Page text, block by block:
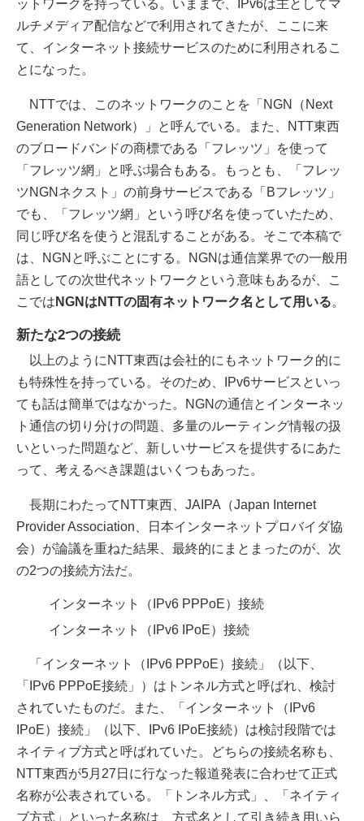
ットワークを持っている。いままで、IPv6は主としてマ
ルチメディア配信などで利用されてきたが、ここに来
て、インターネット接続サービスのために利用されるこ
とになった。
NTTでは、このネットワークのことを「NGN（Next
Generation Network）」と呼んでいる。また、NTT東西
のブロードバンドの商標である「フレッツ」を使って
「フレッツ網」と呼ぶ場合もある。もっとも、「フレッ
ツNGNネクスト」の前身サービスである「Bフレッツ」
でも、「フレッツ網」という呼び名を使っていたため、
同じ呼び名を使うと混乱することがある。そこで本稿で
は、NGNと呼ぶことにする。NGNは通信業界での一般用
語としての次世代ネットワークという意味もあるが、こ
こでは NGNはNTTの固有ネットワーク名として用いる。
新たな2つの接続
以上のようにNTT東西は会社的にもネットワーク的に
も特殊性を持っている。そのため、IPv6サービスといっ
ても話は簡単ではなかった。NGNの通信とインターネッ
ト通信の切り分けの問題、多量のルーティング情報の扱
いといった問題など、新しいサービスを提供するにあた
って、考えるべき課題はいくつもあった。
長期にわたってNTT東西、JAIPA（Japan Internet
Provider Association、日本インターネットプロバイダ協
会）が論議を重ねた結果、最終的にまとまったのが、次
の2つの接続方法だ。
インターネット（IPv6 PPPoE）接続
インターネット（IPv6 IPoE）接続
「インターネット（IPv6 PPPoE）接続」（以下、
「IPv6 PPPoE接続」）はトンネル方式と呼ばれ、検討
されていたものだ。また、「インターネット（IPv6
IPoE）接続」（以下、IPv6 IPoE接続）は検討段階では
ネイティブ方式と呼ばれていた。どちらの接続名称も、
NTT東西が5月27日に行なった報道発表に合わせて正式
名称が公表されている。「トンネル方式」、「ネイティ
ブ方式」といった名称は、方式名として引き続き用いら